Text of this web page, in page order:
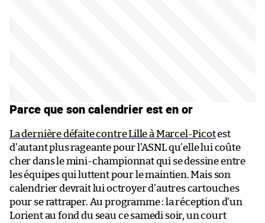
Parce que son calendrier est en or
La dernière défaite contre Lille à Marcel-Picotest
d’autant plus rageante pour l’ASNL qu’elle lui coûte
cher dans le mini-championnat qui se dessine entre
les équipes qui luttent pour le maintien. Mais son
calendrier devrait lui octroyer d’autres cartouches
pour se rattraper. Au programme : la réception d’un
Lorient au fond du seau ce samedi soir, un court